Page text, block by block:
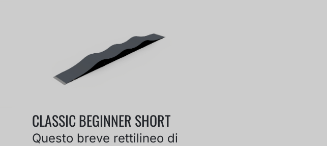
CLASSIC BEGINNER SHORT
Questo breve rettilineo di